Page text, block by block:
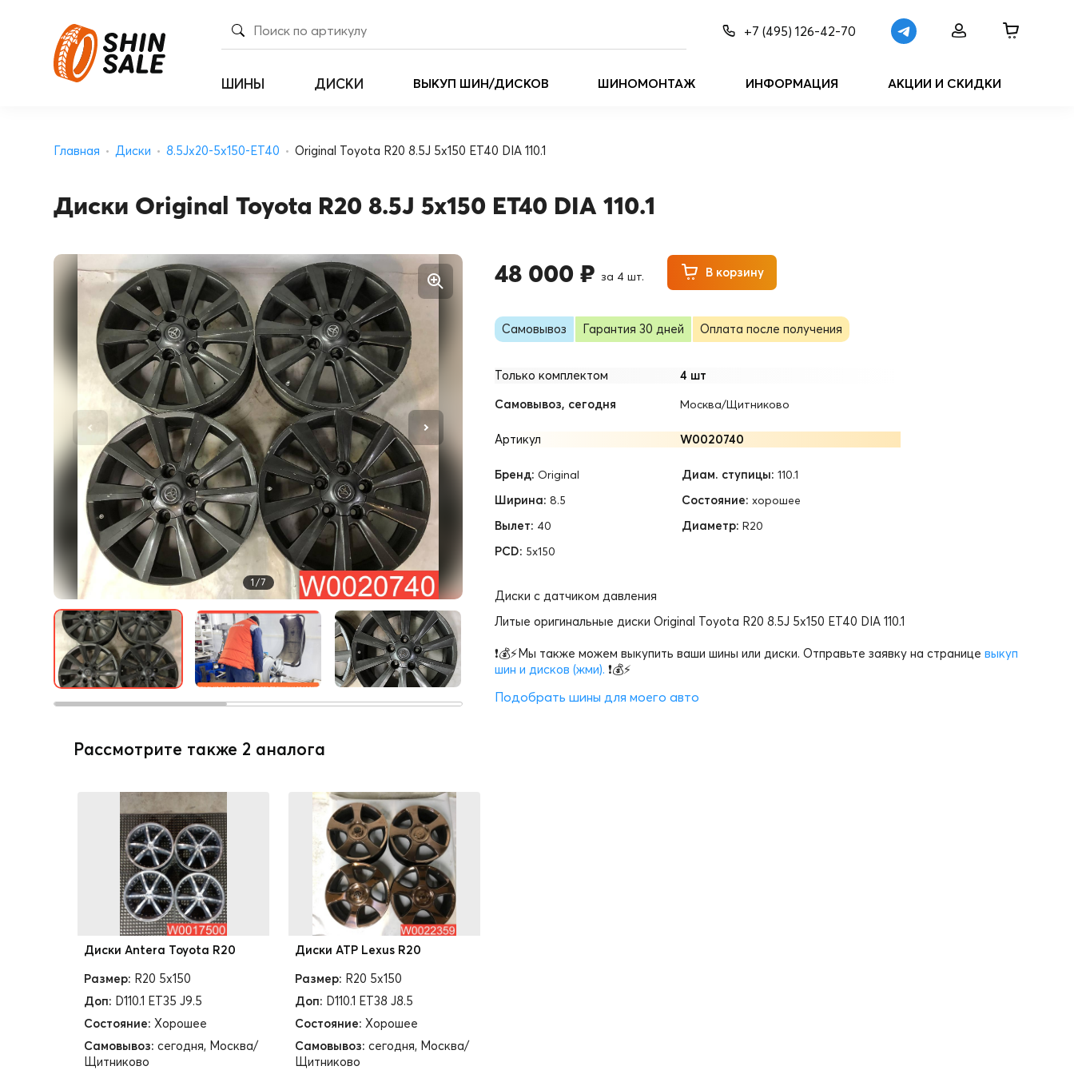
+7 (495) 126-42-70
ШИНЫ ДИСКИ ВЫКУП ШИН/ДИСКОВ ШИНОМОНТАЖ ИНФОРМАЦИЯ АКЦИИ И СКИДКИ
Главная Диски 8.5Jx20-5x150-ET40 Original Toyota R20 8.5J 5x150 ET40 DIA 110.1
Диски Original Toyota R20 8.5J 5x150 ET40 DIA 110.1
1 /7
48 000 ₽ за 4 шт. В корзину
Самовывоз Гарантия 30 дней Оплата после получения
Только комплектом
4 шт
Самовывоз, сегодня
Москва/Щитниково
Артикул W0020740
Бренд: Original Диам. ступицы: 110.1
Ширина: 8.5 Состояние: хорошее
Вылет: 40 Диаметр: R20
PCD: 5x150
Диски с датчиком давления
Литые оригинальные диски Original Toyota R20 8.5J 5x150 ET40 DIA 110.1
❗💰⚡Мы также можем выкупить ваши шины или диски. Отправьте заявку на странице выкуп
шин и дисков (жми). ❗💰⚡
Подобрать шины для моего авто
Рассмотрите также 2 аналога
Диски Antera Toyota R20
Размер: R20 5x150
Доп: D110.1 ET35 J9.5
Состояние: Хорошее
Самовывоз: сегодня, Москва/
Щитниково
Диски ATP Lexus R20
Размер: R20 5x150
Доп: D110.1 ET38 J8.5
Состояние: Хорошее
Самовывоз: сегодня, Москва/
Щитниково